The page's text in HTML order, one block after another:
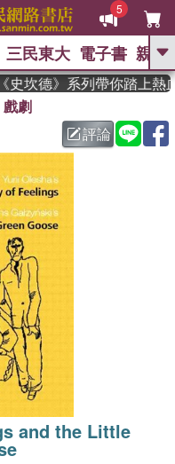
5
GO
圭吾
父親節 、 花開錦
方念華 、 台灣的
迷走神經 、
灣漫遊錄
三民東大 電子書 親子
坎德》系列帶你踏上熱血
戲劇
評論
and the Little